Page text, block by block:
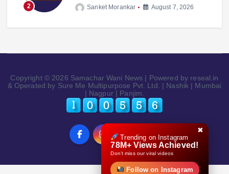
✖
Trending on Instagram
78M+ Views Achieved!
Don’t miss our viral videos
Follow on Instagram
3 Sanket Morankar August 5, 2026
Copyright © 2026 Samachar Wani News | Powered by reseal.in
& Operated by Sure Me Multipurpose Pvt. Ltd. | Nashik | Mumbai
| Nagpur | Panjim.